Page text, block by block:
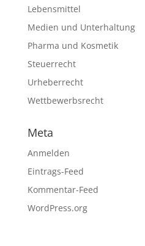
Lebensmittel
Medien und Unterhaltung
Pharma und Kosmetik
Steuerrecht
Urheberrecht
Wettbewerbsrecht
Meta
Anmelden
Eintrags-Feed
Kommentar-Feed
WordPress.org